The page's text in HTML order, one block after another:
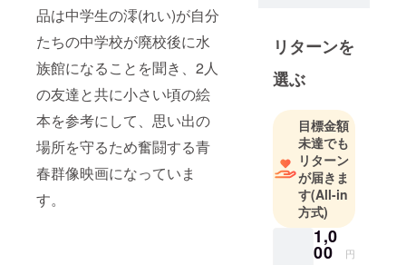
品は中学生の澪(れい)が自分
たちの中学校が廃校後に水
族館になることを聞き、2人
の友達と共に小さい頃の絵
本を参考にして、思い出の
場所を守るため奮闘する青
春群像映画になっていま
す。
監督 : 吉田陽
南大
助監督/美術 :
近藤佑介
制作/録音 :
和田琉之介
撮影 : 朝川晴
その他計十
数名で制
リターンを
選ぶ
目標金額
未達でも
リターン
が届きま
す(All-in
方式)
1,0
00 円